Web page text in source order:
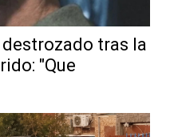
tras la
"Que